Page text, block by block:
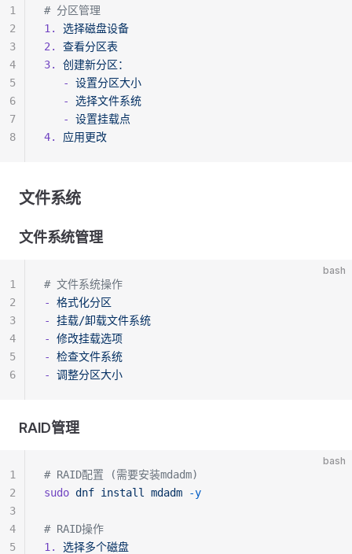
# 分区管理
1.
选择磁盘设备
2.
查看分区表
3.
创建新分区：
   -
设置分区大小
   -
选择文件系统
   -
设置挂载点
4.
应用更改
1
2
3
4
5
6
7
8
文件系统
文件系统管理
bash
# 文件系统操作
-
格式化分区
-
挂载/卸载文件系统
-
修改挂载选项
-
检查文件系统
-
调整分区大小
1
2
3
4
5
6
RAID管理
bash
# RAID配置 (需要安装mdadm)
sudo dnf install mdadm -y
# RAID操作
1.
选择多个磁盘
1
2
3
4
5